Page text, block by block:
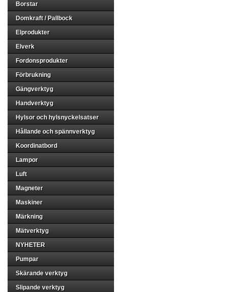
Borstar
Domkraft / Pallbock
Elprodukter
Elverk
Fordonsprodukter
Förbrukning
Gängverktyg
Handverktyg
Hylsor och hylsnyckelsatser
Hållande och spännverktyg
Koordinatbord
Lampor
Luft
Magneter
Maskiner
Märkning
Mätverktyg
NYHETER
Pumpar
Skärande verktyg
Slipande verktyg